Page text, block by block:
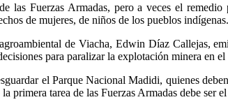
las Fuerzas Armadas, pero a veces el
de mujeres, de niños de los pueblos
de Viacha, Edwin Díaz Callejas,
para paralizar la explotación minera en
el Parque Nacional Madidi, quienes
primera tarea de las Fuerzas Armadas debe ser